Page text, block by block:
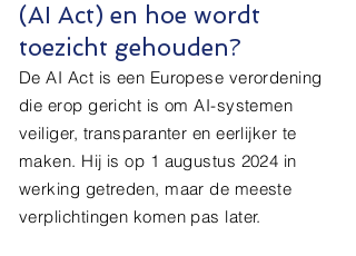
(AI Act) en hoe wordt
toezicht gehouden?
De AI Act is een Europese verordening
die erop gericht is om AI-systemen
veiliger, transparanter en eerlijker te
maken. Hij is op 1 augustus 2024 in
werking getreden, maar de meeste
verplichtingen komen pas later.